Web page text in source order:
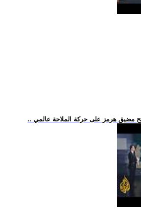
مضيق هرمز على حركة الملاحة عالمي